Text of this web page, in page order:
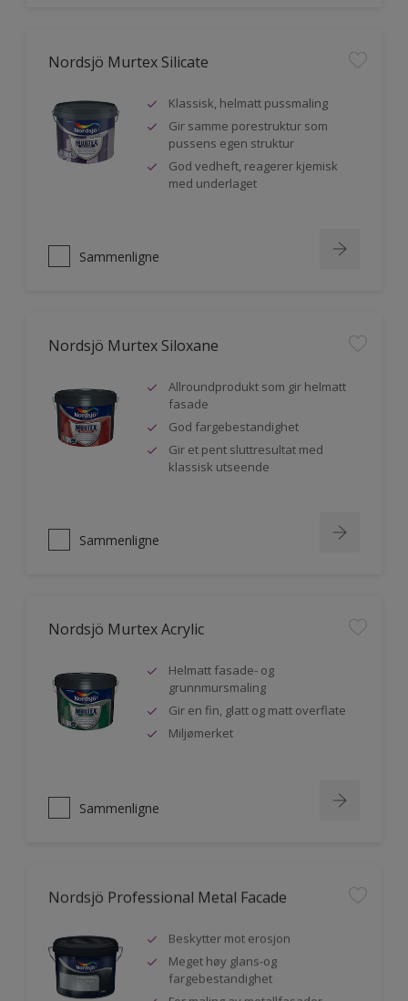
Nordsjö Murtex Silicate
Klassisk, helmatt pussmaling
Gir samme porestruktur som
pussens egen struktur
God vedheft, reagerer kjemisk
med underlaget
Sammenligne
Nordsjö Murtex Siloxane
Allroundprodukt som gir helmatt
fasade
God fargebestandighet
Gir et pent sluttresultat med
klassisk utseende
Sammenligne
Nordsjö Murtex Acrylic
Helmatt fasade- og
grunnmursmaling
Gir en fin, glatt og matt overflate
Miljømerket
Sammenligne
Nordsjö Professional Metal Facade
Beskytter mot erosjon
Meget høy glans-og
fargebestandighet